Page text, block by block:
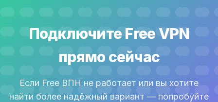
Подключите Free VPN
прямо сейчас
Если Free ВПН не работает или вы хотите
найти более надёжный вариант — попробуйте